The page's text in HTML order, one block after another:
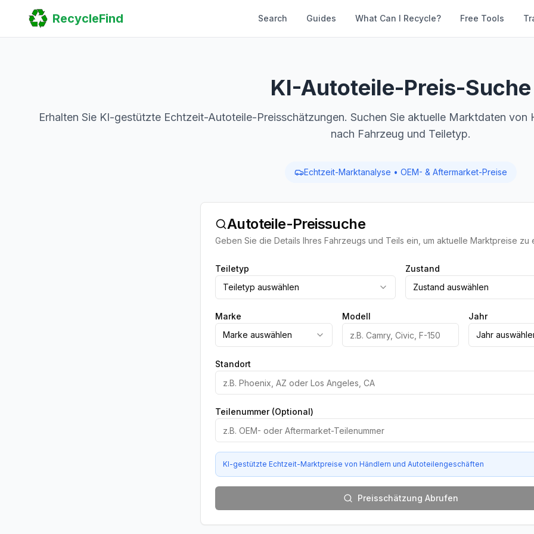
Search
Guides
RecycleFind Search Guides What Can I Recycle? Free Tools
KI-Autoteile-Preis-Suche
Erhalten Sie KI-gestützte Echtzeit-Autoteile-Preisschätzungen. Suchen Sie aktuelle Marktdaten
nach Fahrzeug und Teiletyp.
Echtzeit-Marktanalyse • OEM- & Aftermarket-Preise
Autoteile-Preissuche
Geben Sie die Details Ihres Fahrzeugs und Teils ein, um aktuelle Marktpreise zu
Teiletyp
Teiletyp auswählen
Zustand
Zustand auswählen
Marke
Marke auswählen
Modell
Jahr
Jahr
Standort
Teilenummer (Optional)
KI-gestützte Echtzeit-Marktpreise von Händlern und Autoteilengeschäften
Preisschätzung Abrufen